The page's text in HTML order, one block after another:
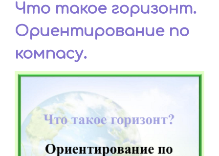
Что такое горизонт.
Ориентирование по
компасу.